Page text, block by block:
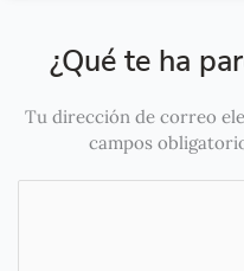
¿Qué te ha
Tu dirección de correo
campos